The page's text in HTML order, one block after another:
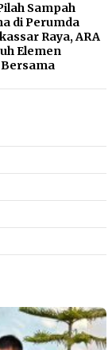
Sampah
di Perumda
Raya, ARA
Elemen